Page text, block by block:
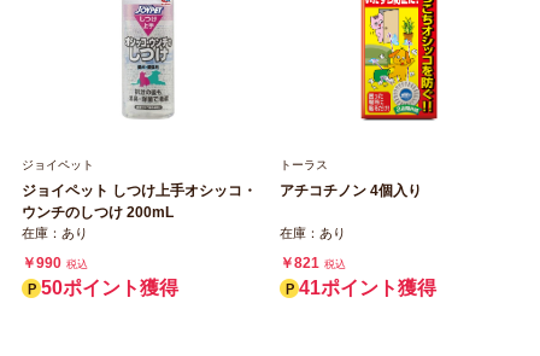
ジョイペット
ジョイペット しつけ上手オシッコ・
ウンチのしつけ 200mL
在庫：あり
￥990 税込
50ポイント獲得
トーラス
アチコチノン 4個入り
在庫：あり
￥821 税込
41ポイント獲得